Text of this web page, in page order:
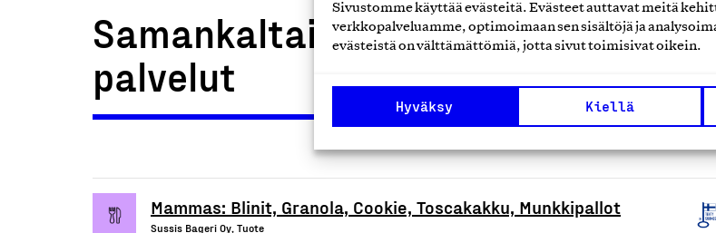
Sivustomme käyttää evästeitä. Evästeet auttavat meitä
verkkopalveluamme, optimoimaan sen sisältöjä ja
evästeistä on välttämättömiä, jotta sivut toimisivat oikein.
Hyväksy Kiellä
Samankaltaiset tuotteet tai
palvelut
Mammas: Blinit, Granola, Cookie, Toscakakku, Munkkipallot
Sussis Bageri Oy, Tuote